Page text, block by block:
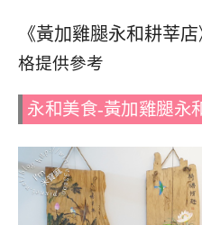
《黃加雞腿永和耕莘店
格提供參考
永和美食-黃加雞腿永